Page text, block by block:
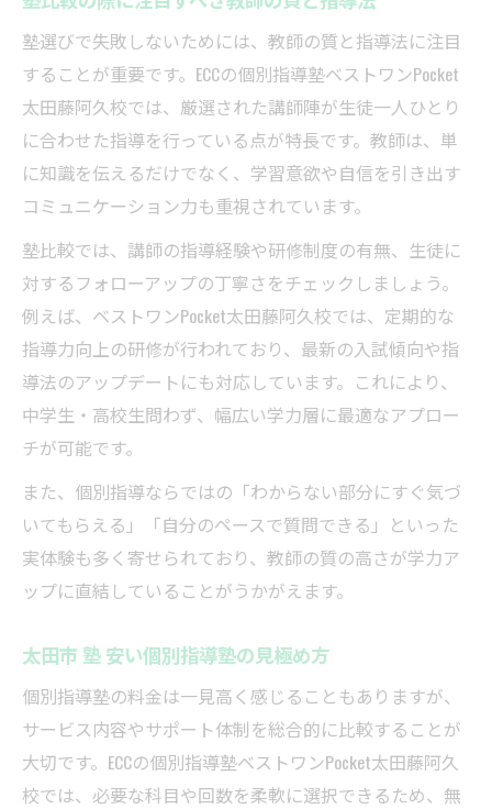
塾選びで失敗しないためには、教師の質と指導法に注目
することが重要です。ECCの個別指導塾ベストワンPocket
太田藤阿久校では、厳選された講師陣が生徒一人ひとり
に合わせた指導を行っている点が特長です。教師は、単
に知識を伝えるだけでなく、学習意欲や自信を引き出す
コミュニケーション力も重視されています。
塾比較では、講師の指導経験や研修制度の有無、生徒に
対するフォローアップの丁寧さをチェックしましょう。
例えば、ベストワンPocket太田藤阿久校では、定期的な
指導力向上の研修が行われており、最新の入試傾向や指
導法のアップデートにも対応しています。これにより、
中学生・高校生問わず、幅広い学力層に最適なアプロー
チが可能です。
また、個別指導ならではの「わからない部分にすぐ気づ
いてもらえる」「自分のペースで質問できる」といった
実体験も多く寄せられており、教師の質の高さが学力ア
ップに直結していることがうかがえます。
太田市 塾 安い個別指導塾の見極め方
個別指導塾の料金は一見高く感じることもありますが、
サービス内容やサポート体制を総合的に比較することが
大切です。ECCの個別指導塾ベストワンPocket太田藤阿久
校では、必要な科目や回数を柔軟に選択できるため、無